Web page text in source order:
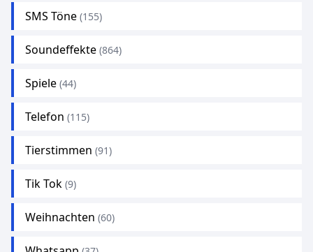
SMS Töne (155)
Soundeffekte (864)
Spiele (44)
Telefon (115)
Tierstimmen (91)
Tik Tok (9)
Weihnachten (60)